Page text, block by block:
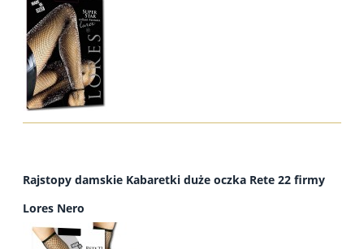
Rajstopy damskie Kabaretki duże oczka Rete 22 firmy
Lores Nero